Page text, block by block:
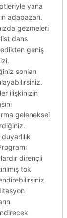
yana
adapazarı.
gezmeleri
dans
geniş
sonları
ilişkinizin
geleneksel
dirençli
tok